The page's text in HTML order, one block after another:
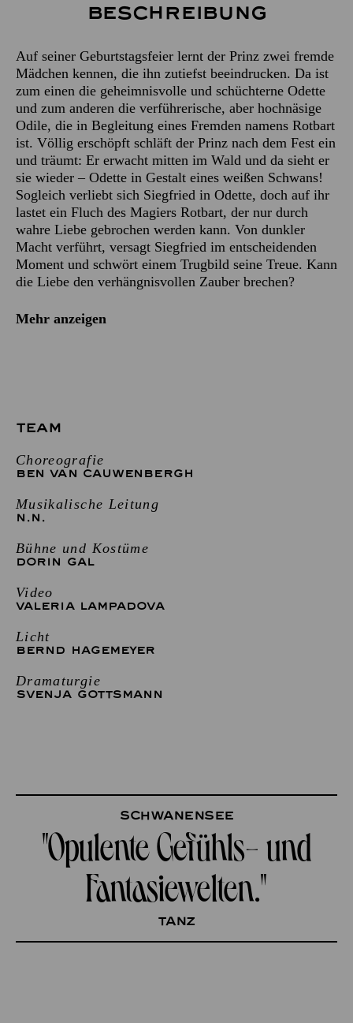
Beschreibung
Auf seiner Geburtstagsfeier lernt der Prinz zwei fremde
Mädchen kennen, die ihn zutiefst beeindrucken. Da ist
zum einen die geheimnisvolle und schüchterne Odette
und zum anderen die verführerische, aber hochnäsige
Odile, die in Begleitung eines Fremden namens Rotbart
ist. Völlig erschöpft schläft der Prinz nach dem Fest ein
und träumt: Er erwacht mitten im Wald und da sieht er
sie wieder – Odette in Gestalt eines weißen Schwans!
Sogleich verliebt sich Siegfried in Odette, doch auf ihr
lastet ein Fluch des Magiers Rotbart, der nur durch
wahre Liebe gebrochen werden kann. Von dunkler
Macht verführt, versagt Siegfried im entscheidenden
Moment und schwört einem Trugbild seine Treue. Kann
die Liebe den verhängnisvollen Zauber brechen?
Mehr anzeigen
TEAM
Choreografie
BEN VAN CAUWENBERGH
Musikalische Leitung
N.N.
Bühne und Kostüme
DORIN GAL
Video
VALERIA LAMPADOVA
Licht
BERND HAGEMEYER
Dramaturgie
SVENJA GOTTSMANN
Schwanensee
"Opulente Gefühls- und
Fantasiewelten."
tanz